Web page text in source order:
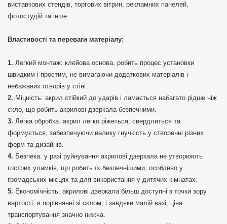
виставкових стендів, торгових вітрин, рекламних панелей,
фотостудій та інше.
Властивості та переваги матеріалу:
Легкий монтаж: клейова основа, робить процес установки
швидким і простим, не вимагаючи додаткових матеріалів і
небажаних отворів у стіні.
Міцність: акрил стійкий до ударів і ламається набагато рідше ніж
скло, що робить акрилові дзеркала безпечними.
Легка обробка: акрил легко ріжеться, свердлиться та
формується, забезпечуючи велику гнучкість у створенні різних
форм та дизайнів.
Безпека: у разі руйнування акрилові дзеркала не утворюють
гострих уламків, що робить їх безпечнішими, особливо у
громадських місцях та для використання у дитячих кімнатах.
Економічність: акрилові дзеркала більш доступні з точки зору
вартості, в порівнянні зі склом, і завдяки малій вазі, ціна
транспортування значно нижча.